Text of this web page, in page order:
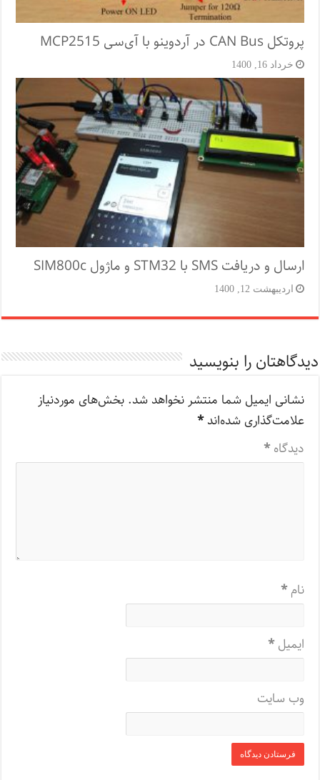
پروتکل CAN Bus در آردوینو با آی‌سی MCP2515
خرداد 16, 1400
ارسال و دریافت SMS با STM32 و ماژول SIM800c
اردیبهشت 12, 1400
دیدگاهتان را بنویسید
نشانی ایمیل شما منتشر نخواهد شد. بخش‌های موردنیاز
علامت‌گذاری شده‌اند*
دیدگاه*
نام*
ایمیل*
وب‌ سایت